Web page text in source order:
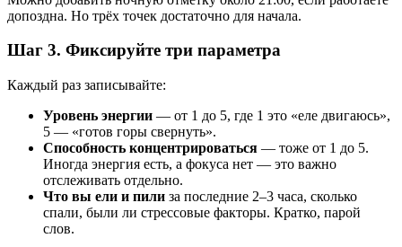
допоздна. Но трёх точек достаточно для начала.
Шаг 3. Фиксируйте три параметра
Каждый раз записывайте:
Уровень энергии — от 1 до 5, где 1 это «еле двигаюсь»,
5 — «готов горы свернуть».
Способность концентрироваться — тоже от 1 до 5.
Иногда энергия есть, а фокуса нет — это важно
отслеживать отдельно.
Что вы ели и пили за последние 2–3 часа, сколько
спали, были ли стрессовые факторы. Кратко, парой
слов.